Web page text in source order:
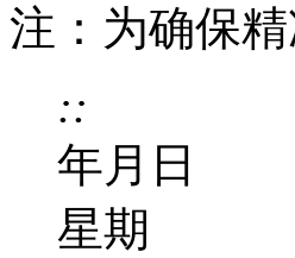
注：为确保
::
年月 日
星期